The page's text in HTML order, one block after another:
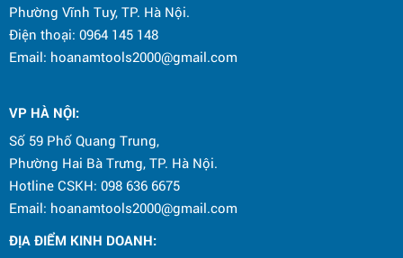
Phường Vĩnh Tuy, TP. Hà Nội.
Điện thoại: 0964 145 148
Email: hoanamtools2000@gmail.com
VP HÀ NỘI:
Số 59 Phố Quang Trung,
Phường Hai Bà Trưng, TP. Hà Nội.
Hotline CSKH: 098 636 6675
Email: hoanamtools2000@gmail.com
ĐỊA ĐIỂM KINH DOANH: